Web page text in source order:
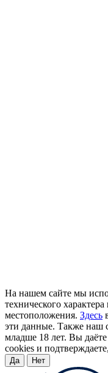
На нашем сайте мы
технического
местоположения. Здесь
эти данные. Также наш
младше 18 лет. Вы
cookies и
Да Нет